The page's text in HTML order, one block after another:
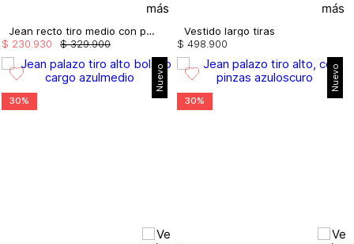
Jean recto tiro medio con pañoleta
$ 329.900
$ 230 930
Vestido largo tiras
$ 498 900
Nuevo
30%
Nuevo
30%